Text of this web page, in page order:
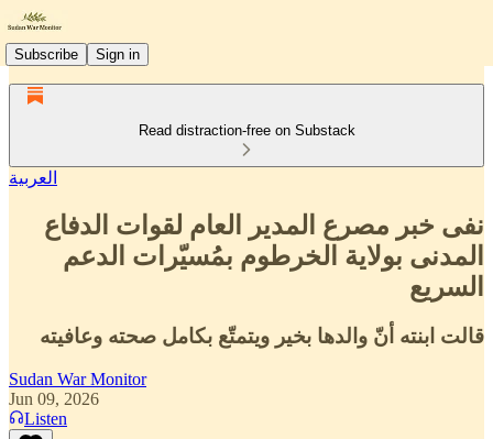
Subscribe Sign in
Read distraction-free on Substack
العربية
نفى خبر مصرع المدير العام لقوات الدفاع
المدنى بولاية الخرطوم بمُسيّرات الدعم
السريع
قالت ابنته أنّ والدها بخير ويتمتّع بكامل صحته وعافيته
Sudan War Monitor
Jun 09, 2026
Listen